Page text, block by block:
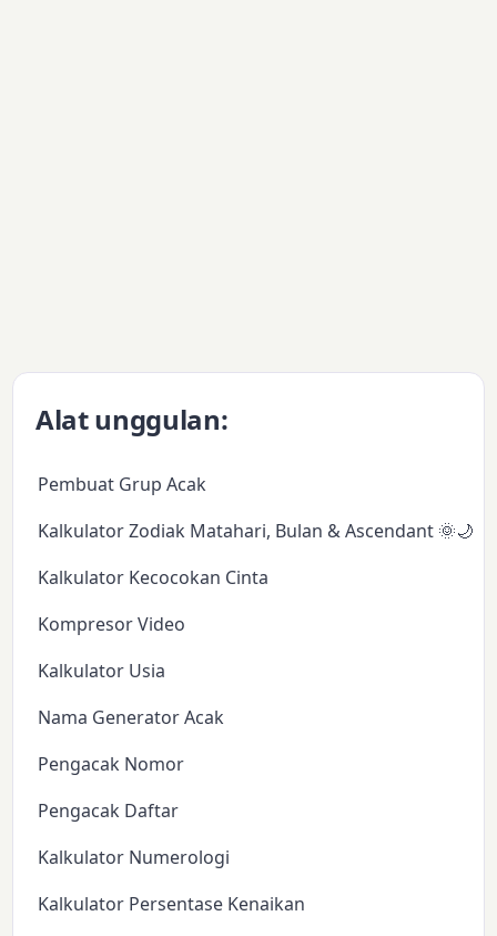
Alat unggulan:
Pembuat Grup Acak
Kalkulator Zodiak Matahari, Bulan & Ascendant 🌞🌙✨
Kalkulator Kecocokan Cinta
Kompresor Video
Kalkulator Usia
Nama Generator Acak
Pengacak Nomor
Pengacak Daftar
Kalkulator Numerologi
Kalkulator Persentase Kenaikan